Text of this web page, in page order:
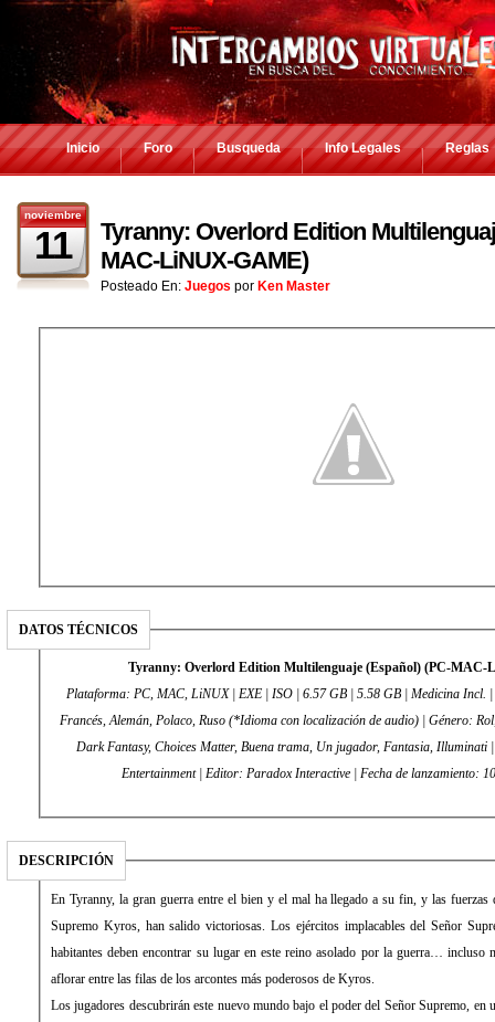
Inicio Foro Busqueda Info Legales Reglas
noviembre
11
Tyranny: Overlord Edition
MAC-LiNUX-GAME)
Posteado En: Juegos por Ken Master
DATOS TÉCNICOS
Tyranny: Overlord Edition Multilenguaje (Español) (PC-
Plataforma: PC, MAC, LiNUX | EXE | ISO | 6.57 GB | 5.58 GB | Medicina Incl.
Francés, Alemán, Polaco, Ruso (*Idioma con localización de audio) | Género:
Dark Fantasy, Choices Matter, Buena trama, Un jugador, Fantasia,
Entertainment | Editor: Paradox Interactive | Fecha de
DESCRIPCIÓN
En Tyranny, la gran guerra entre el bien y el mal ha llegado a su fin, y las fuerzas
Supremo Kyros, han salido victoriosas. Los ejércitos implacables del Señor
habitantes deben encontrar su lugar en este reino asolado por la guerra… incluso
aflorar entre las filas de los arcontes más poderosos de Kyros.
Los jugadores descubrirán este nuevo mundo bajo el poder del Señor Supremo,